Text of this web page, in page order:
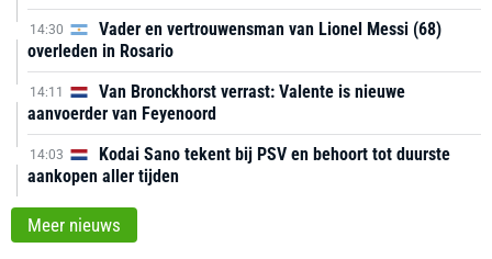
14:30
Vader en vertrouwensman van Lionel Messi (68)
overleden in Rosario
14:11
Van Bronckhorst verrast: Valente is nieuwe
aanvoerder van Feyenoord
14:03
Kodai Sano tekent bij PSV en behoort tot duurste
aankopen aller tijden
Meer nieuws